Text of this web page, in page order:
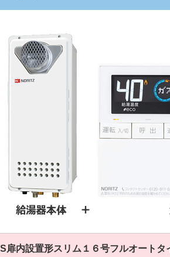
扉内設置形スリム１６号フルオートタ